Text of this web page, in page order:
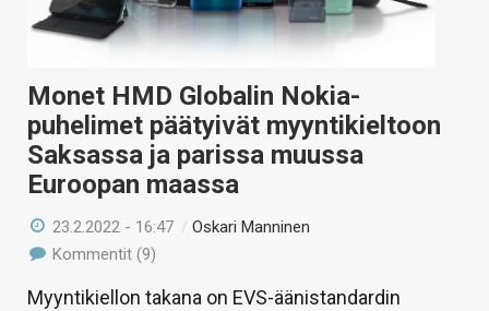
Monet HMD Globalin Nokia-
puhelimet päätyivät myyntikieltoon
Saksassa ja parissa muussa
Euroopan maassa
23.2.2022 - 16:47 /Oskari Manninen
Kommentit (9)
Myyntikiellon takana on EVS-äänistandardin